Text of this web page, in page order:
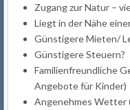
Zugang zur Natur –
Liegt in der Nähe
Günstigere Mieten/
Günstigere Steuern?
Familienfreundliche
Angebote für Kinder)
Angenehmes Wetter